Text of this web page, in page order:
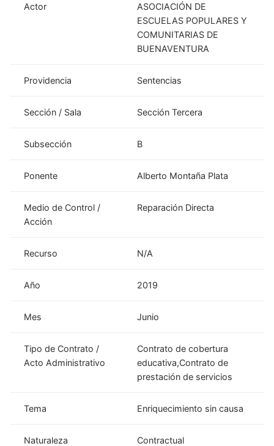
Actor
ASOCIACIÓN DE
ESCUELAS POPULARES Y
COMUNITARIAS DE
BUENAVENTURA
Providencia Sentencias
Sección / Sala Sección Tercera
Subsección B
Ponente Alberto Montaña Plata
Medio de Control /
Acción
Reparación Directa
Recurso N/A
Año 2019
Mes Junio
Tipo de Contrato /
Acto Administrativo
Contrato de cobertura
educativa,Contrato de
prestación de servicios
Tema Enriquecimiento sin causa
Naturaleza Contractual